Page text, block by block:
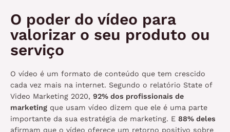
O poder do vídeo para
valorizar o seu produto ou
serviço
O vídeo é um formato de conteúdo que tem crescido
cada vez mais na internet. Segundo o relatório State of
Video Marketing 2020, 92% dos profissionais de
marketing que usam vídeo dizem que ele é uma parte
importante da sua estratégia de marketing. E 88% deles
afirmam que o vídeo oferece um retorno positivo sobre